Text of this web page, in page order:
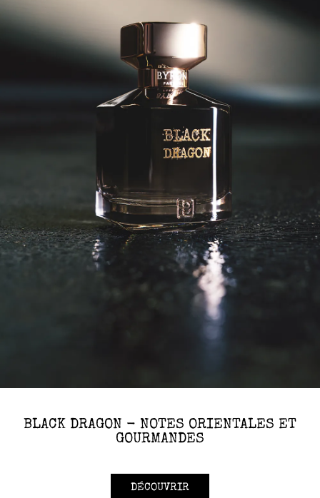
BLACK DRAGON - NOTES ORIENTALES ET
GOURMANDES
DÉCOUVRIR